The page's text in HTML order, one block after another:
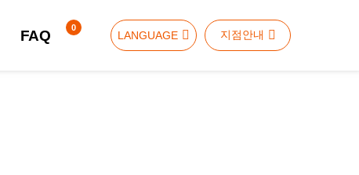
FAQ
장바구니
0
LANGUAGE 지점안내